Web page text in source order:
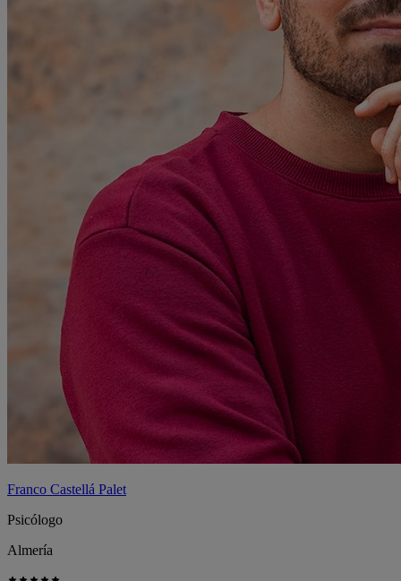
Franco Castellá Palet
Psicólogo
Almería